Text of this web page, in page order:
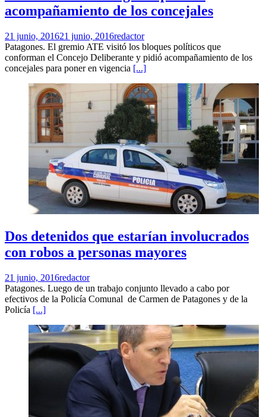
acompañamiento de los concejales
21 junio, 201621 junio, 2016redactor
Patagones. El gremio ATE visitó los bloques políticos que
conforman el Concejo Deliberante y pidió acompañamiento de los
concejales para poner en vigencia [...]
Dos detenidos que estarían involucrados
con robos a personas mayores
21 junio, 2016redactor
Patagones. Luego de un trabajo conjunto llevado a cabo por
efectivos de la Policía Comunal de Carmen de Patagones y de la
Policía [...]